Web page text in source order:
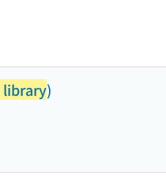
library)